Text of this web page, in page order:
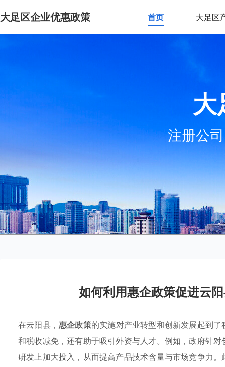
大足区企业优惠政策 首页 大足区
大
注册公
如何利用惠企政策促进云
在云阳县，惠企政策的实施对产业转型和创新发展起到
和税收减免，还有助于吸引外资与人才。例如，政府针
研发上加大投入，从而提高产品技术含量与市场竞争力